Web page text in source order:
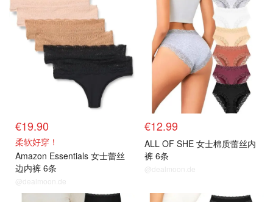
€19.90
柔软好穿！
Amazon Essentials 女士蕾丝
边内裤 6条
@dealmoon.de
€12.99
ALL OF SHE 女士棉质蕾丝内
裤 6条
@dealmoon.de